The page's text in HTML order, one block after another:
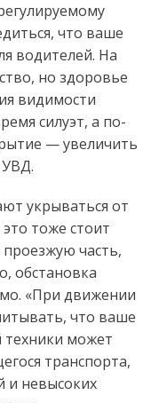
что ваше
водителей. На
но здоровье
видимости
силуэт, а по-
— увеличить
укрываться от
тоже стоит
часть,
обстановка
«При движении
что ваше
техники может
транспорта,
и невысоких